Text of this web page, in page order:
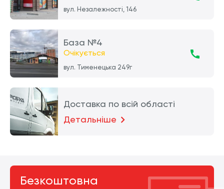
вул. Незалежності, 146
База №4
Очікується
вул. Тименецька 249г
Доставка по всій області
Детальніше
Безкоштовна